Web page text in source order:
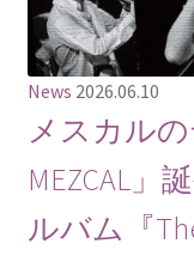
News 2026.06.10
メスカルの
MEZCAL」
ルバム『